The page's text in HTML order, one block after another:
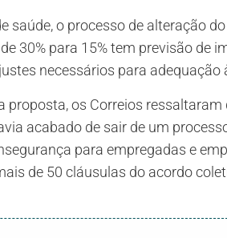
saúde, o processo de alteração
30% para 15% tem previsão de
necessários para adequação
proposta, os Correios
acabado de sair de um
para empregadas e
de 50 cláusulas do acordo